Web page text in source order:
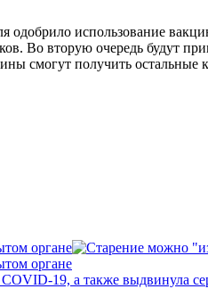
одобрило использование
Во вторую очередь будут
смогут получить остальные
органе
органе
19, а также выдвинула